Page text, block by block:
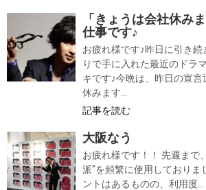
「きょうは会社休み
仕事です♪
お疲れ様です♪昨日に引き続
りで手に入れた最近のドラ
キです♪今晩は、昨日の宣
休みます...
記事を読む
大阪なう
お疲れ様です！！ 先週まで
派"を頻繁に使用しており
ントはあるものの、利用度...